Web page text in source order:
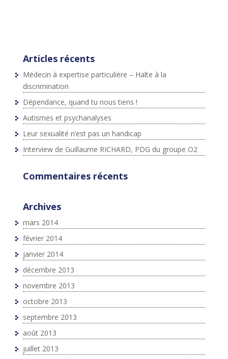
Articles récents
Médecin à expertise particulière – Halte à la
discrimination
Dépendance, quand tu nous tiens !
Autismes et psychanalyses
Leur sexualité n’est pas un handicap
Interview de Guillaume RICHARD, PDG du groupe O2
Commentaires récents
Archives
mars 2014
février 2014
janvier 2014
décembre 2013
novembre 2013
octobre 2013
septembre 2013
août 2013
juillet 2013